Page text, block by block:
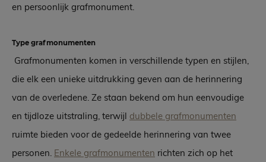
en persoonlijk grafmonument.
Type grafmonumenten
Grafmonumenten komen in verschillende typen en stijlen,
die elk een unieke uitdrukking geven aan de herinnering
van de overledene. Ze staan bekend om hun eenvoudige
en tijdloze uitstraling, terwijl dubbele grafmonumenten
ruimte bieden voor de gedeelde herinnering van twee
personen. Enkele grafmonumenten richten zich op het